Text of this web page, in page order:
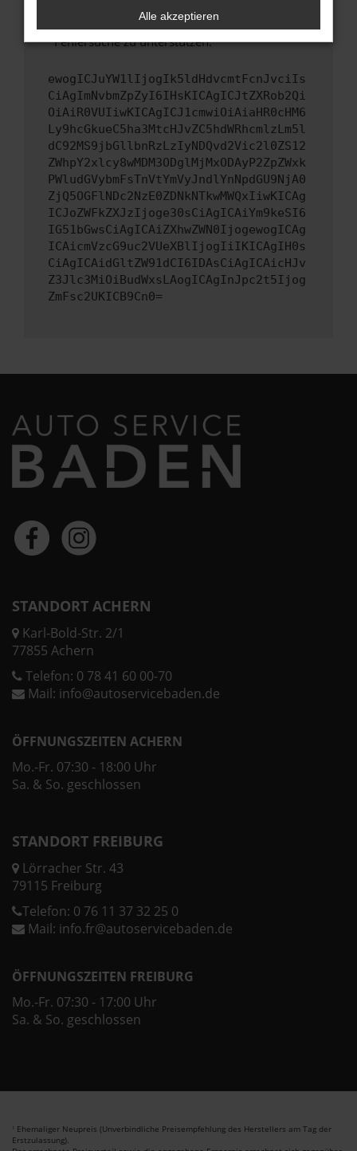
uns diesen Text schicken, um uns bei der
Fehlersuche zu unterstützen:
ewogICJuYW1lIjogIk5ldHdvcmtFcnJvciIs
CiAgImNvbmZpZyI6IHsKICAgICJtZXRob2Qi
OiAiR0VUIiwKICAgICJ1cmwiOiAiaHR0cHM6
Ly9hcGkueC5ha3MtcHJvZC5hdWRhcmlzLm5l
dC92MS9jbGllbnRzLzIyNDQvd2Vic2l0ZS12
ZWhpY2xlcy8wMDM3ODglMjMxODAyP2ZpZWxk
PWludGVybmFsTnVtYmVyJndlYnNpdGU9NjA0
ZjQ5OGFlNDc2NzE0ZDNkNTkwMWQxIiwKICAg
ICJoZWFkZXJzIjoge30sCiAgICAiYm9keSI6
IG51bGwsCiAgICAiZXhwZWN0IjogewogICAg
ICAicmVzcG9uc2VUeXBlIjogIiIKICAgIH0s
CiAgICAidGltZW91dCI6IDAsCiAgICAicHJv
Z3Jlc3MiOiBudWxsLAogICAgInJpc2t5Ijog
ZmFsc2UKICB9Cn0=
STANDORT ACHERN
Karl-Bold-Str. 2/1
77855 Achern
Telefon: 0 78 41 60 00-70
Mail: info@autoservicebaden.de
ÖFFNUNGSZEITEN ACHERN
Mo.-Fr. 07:30 - 18:00 Uhr
Sa. & So. geschlossen
STANDORT FREIBURG
Lörracher Str. 43
79115 Freiburg
Telefon: 0 76 11 37 32 25 0
Mail: info.fr@autoservicebaden.de
ÖFFNUNGSZEITEN FREIBURG
Mo.-Fr. 07:30 - 17:00 Uhr
Sa. & So. geschlossen
1 Ehemaliger Neupreis (Unverbindliche Preisempfehlung des Herstellers am Tag der
Erstzulassung).
Alle akzeptieren